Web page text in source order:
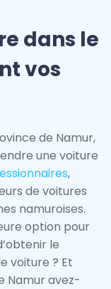
dans le
vos
de Namur,
une voiture
,
de voitures
namuroises.
option pour
le
voiture ? Et
Namur avez-